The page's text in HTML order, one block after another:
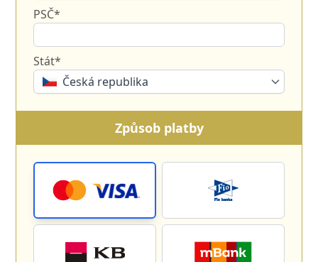
PSČ*
Stát*
Česká republika
Způsob platby